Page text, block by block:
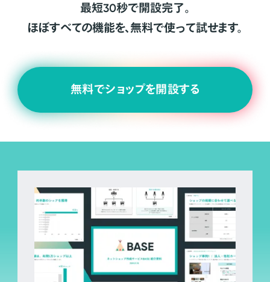
最短30秒で開設完了。
ほぼすべての機能を、無料で使って試せます。
無料でショップを開設する